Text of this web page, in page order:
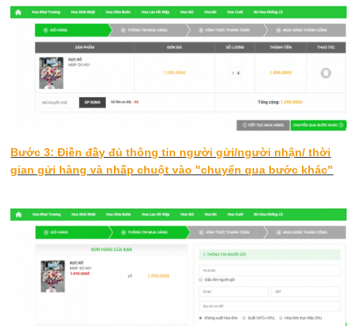
Bước 3: Điền đầy đủ thông tin người gửi/người nhận/ thời
gian gửi hàng và nhấp chuột vào "chuyển qua bước khác"